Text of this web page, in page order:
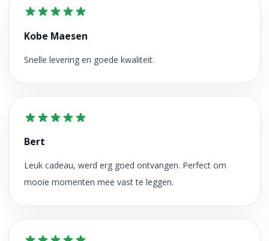
Kobe Maesen
Snelle levering en goede kwaliteit.
Bert
Leuk cadeau, werd erg goed ontvangen. Perfect om
mooie momenten mee vast te leggen.